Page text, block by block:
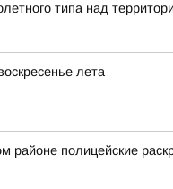
типа над
лета
районе полицейские